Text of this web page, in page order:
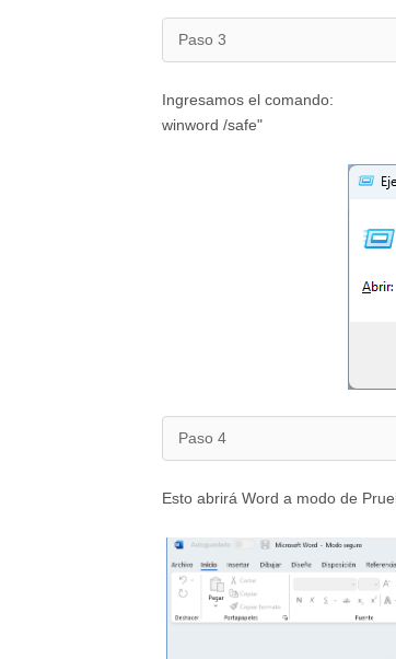
Paso 3
Ingresamos el comando:
winword /safe"
Paso 4
Esto abrirá Word a modo de